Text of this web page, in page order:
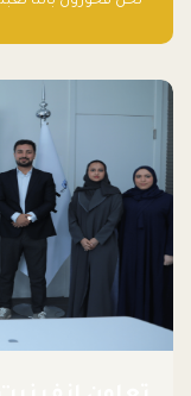
جيدًا لكوكبنا فحسب،